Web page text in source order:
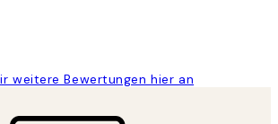
weitere Bewertungen hier an